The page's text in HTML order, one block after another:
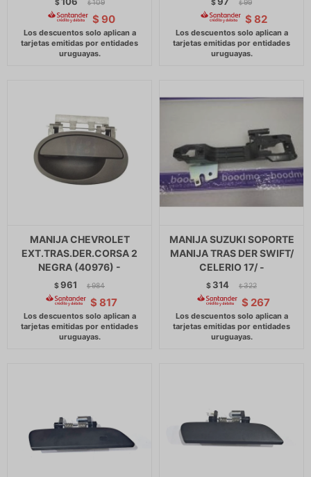
$ $ 109
$ 90
$ $ 99
$ 82
MANIJA CHEVROLET
EXT.TRAS.DER.CORSA 2
NEGRA (40976) -
$961 $ 984
$ 817
MANIJA SUZUKI SOPORTE
MANIJA TRAS DER SWIFT/
CELERIO 17/ -
$ 314 $ 322
$ 267